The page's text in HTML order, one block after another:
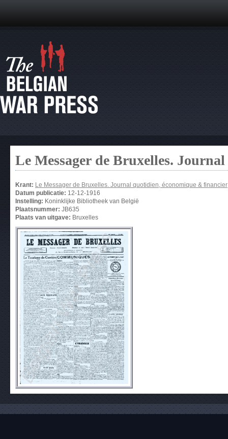
Le Messager de Bruxelles.
Krant: Le Messager de Bruxelles. Journal quotidien, économique & financier
Datum publicatie: 12-12-1916
Instelling: Koninklijke Bibliotheek van België
Plaatsnummer: JB635
Plaats van uitgave: Bruxelles